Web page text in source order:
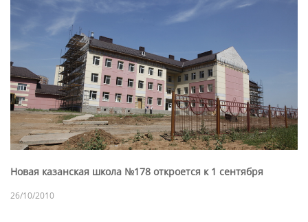
Новая казанская школа №178 откроется к 1 сентября
26/10/2010